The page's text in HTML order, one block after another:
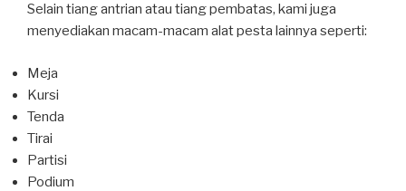
Selain tiang antrian atau tiang pembatas, kami juga
menyediakan macam-macam alat pesta lainnya seperti:
Meja
Kursi
Tenda
Tirai
Partisi
Podium